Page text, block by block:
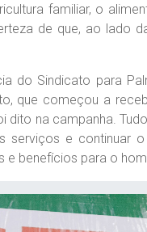
familiar, o
de que, ao lado
do Sindicato para
que começou a
na campanha.
serviços e continuar
benefícios para o